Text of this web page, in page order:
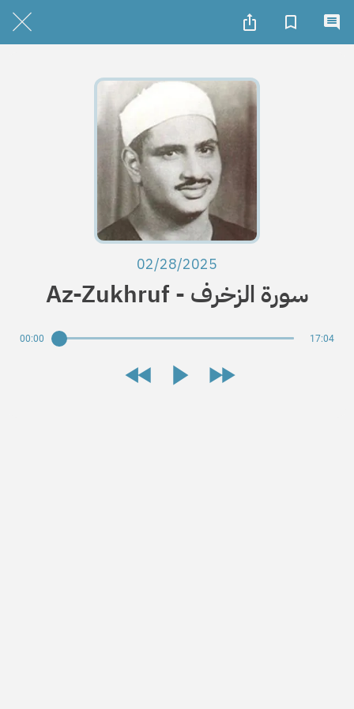
02/28/2025
Az-Zukhruf - سورة الزخرف
00:00 17:04